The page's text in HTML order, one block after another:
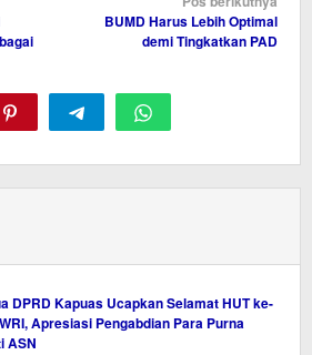
BUMD Harus Lebih Optimal
demi Tingkatkan PAD
DPRD Kapuas Ucapkan Selamat HUT ke-
Apresiasi Pengabdian Para Purna
ASN